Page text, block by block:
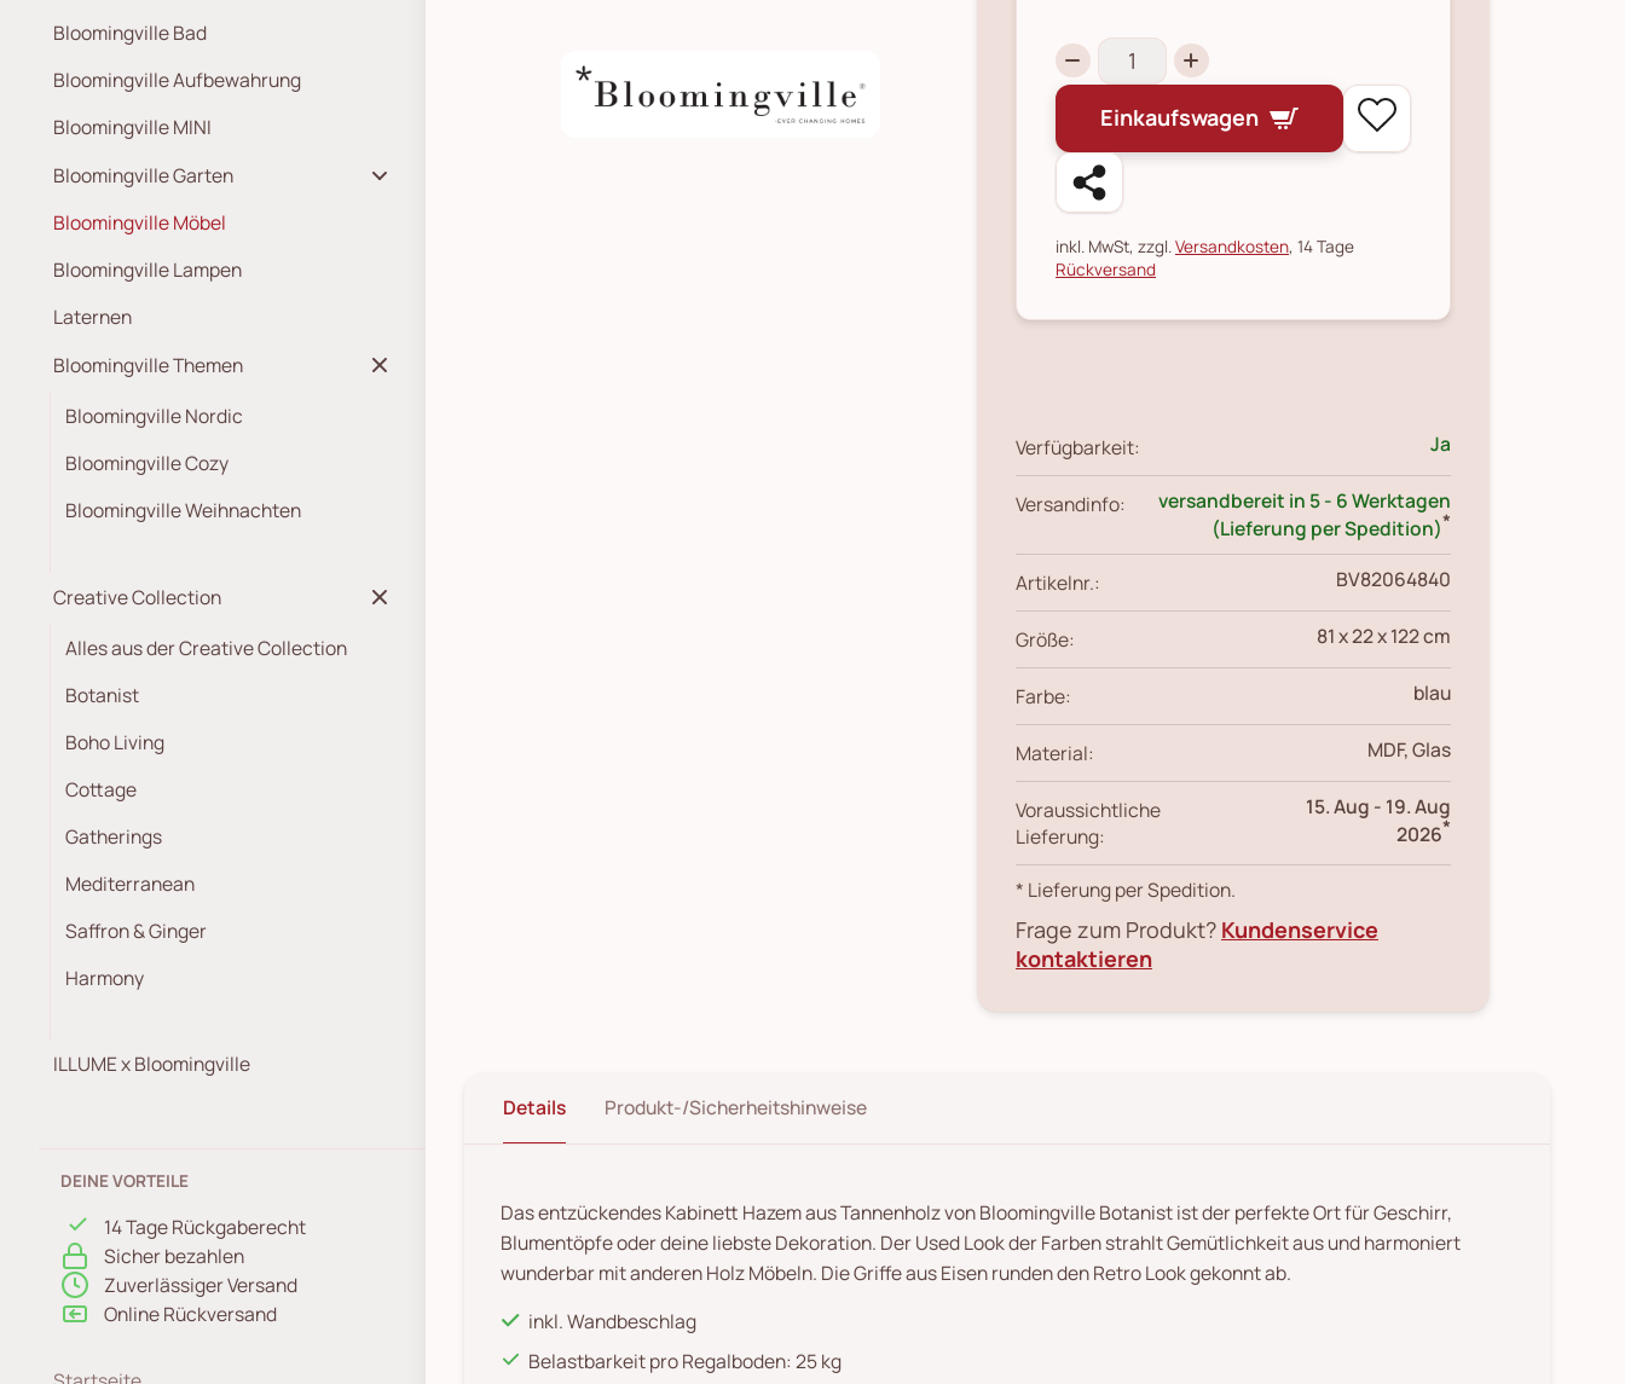
Bloomingville Bad
Bloomingville Aufbewahrung
Bloomingville MINI
Bloomingville Garten
Bloomingville Möbel
Bloomingville Lampen
Laternen
Bloomingville Themen
Bloomingville Nordic
Bloomingville Cozy
Bloomingville Weihnachten
Creative Collection
Alles aus der Creative Collection
Botanist
Boho Living
Cottage
Gatherings
Mediterranean
Saffron & Ginger
Harmony
ILLUME x Bloomingville
DEINE VORTEILE
14 Tage Rückgaberecht
Sicher bezahlen
Zuverlässiger Versand
Online Rückversand
Einkaufswagen
inkl. MwSt, zzgl. Versandkosten, 14 Tage
Rückversand
Verfügbarkeit: Ja
Versandinfo:
versandbereit in 5 - 6 Werktagen
(Lieferung per Spedition)*
Artikelnr.: BV82064840
Größe: 81 x 22 x 122 cm
Farbe: blau
Material: MDF, Glas
Voraussichtliche
Lieferung:
15. Aug - 19. Aug
2026*
* Lieferung per Spedition.
Frage zum Produkt? Kundenservice
kontaktieren
Details Produkt-/Sicherheitshinweise
Das entzückendes Kabinett Hazem aus Tannenholz von Bloomingville Botanist ist der perfekte Ort für Geschirr,
Blumentöpfe oder deine liebste Dekoration. Der Used Look der Farben strahlt Gemütlichkeit aus und harmoniert
wunderbar mit anderen Holz Möbeln. Die Griffe aus Eisen runden den Retro Look gekonnt ab.
inkl. Wandbeschlag
Belastbarkeit pro Regalboden: 25 kg